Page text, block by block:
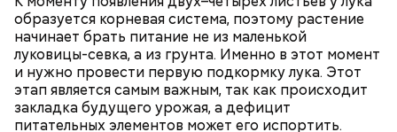
образуется корневая система, поэтому растение
начинает брать питание не из маленькой
луковицы-севка, а из грунта. Именно в этот момент
и нужно провести первую подкормку лука. Этот
этап является самым важным, так как происходит
закладка будущего урожая, а дефицит
питательных элементов может его испортить.
Кабачки, тушеные с курицей
Эндокринолог Куликова
Фото: Shutterstock